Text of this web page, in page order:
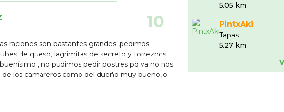
10
raciones son bastantes grandes ,pedimos
de queso, lagrimitas de secreto y torreznos
, no pudimos pedir postres pq ya no nos
de los camareros como del dueño muy bueno,lo
5.05 km
PintxAki
Tapas
5.27 km